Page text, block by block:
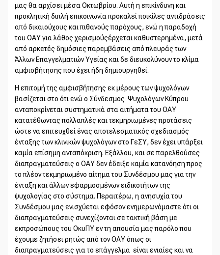
μας θα αρχίσει μέσα Οκτωβρίου. Αυτή η επικίνδυνη και
προκλητική διπλή επικοινωνία προκαλεί ποικίλες αντιδράσεις
από δικαιούχους και πιθανούς παρόχους, ενώ η παραδοχή
του ΟΑΥ για λάθος χερισμούςέρχεται καθυστερημένα, μετά
από αρκετές δημόσιες παρεμβάσεις από πλευράς των
Άλλων Επαγγελματιών Υγείας και δε διευκολύνουν το κλίμα
αμφισβήτησης που έχει ήδη δημιουργηθεί.
Η επιτομή της αμφισβήτησης εκ μέρους των ψυχολόγων
βασίζεται στο ότι ενώ ο Σύνδεσμος Ψυχολόγων Κύπρου
ανταποκρίνεται συστηματικά στα αιτήματα του ΟΑΥ
κατατέθωντας πολλαπλές και τεκμηριωμένες προτάσεις
ώστε να επιτευχθεί ένας αποτελεσματικός σχεδιασμός
ένταξης των κλινικών ψυχολόγων στο ΓεΣΥ, δεν έχει υπάρξει
καμία επίσημη ανταπόκριση. Εξάλλου, και σε παρελθούσες
διαπραγματεύσεις ο ΟΑΥ δεν έδειξε καμία κατανόηση προς
το πλέον τεκμηριωμένο αίτημα του Συνδέσμου μας για την
ένταξη και άλλων εφαρμοσμένων ειδικοτήτων της
ψυχολογίας στο σύστημα. Περαιτέρω, η ανησυχία του
Συνδέσμου μας ενισχύεται εφόσον ενημερωνόμαστε ότι οι
διαπραγματεύσεις συνεχίζονται σε τακτική βάση με
εκπροσώπους του ΟκυΠΥ εν τη απουσία μας παρόλο που
έχουμε ζητήσει ρητώς από τον ΟΑΥ όπως οι
διαπραγματεύσεις για το επάγγελμα είναι ενιαίες και να